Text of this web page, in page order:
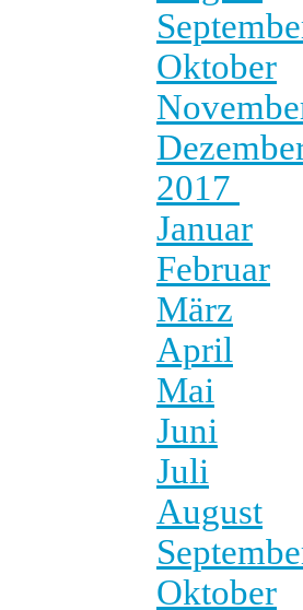
Oktober
2017
Januar
Februar
März
April
Mai
Juni
Juli
August
Oktober